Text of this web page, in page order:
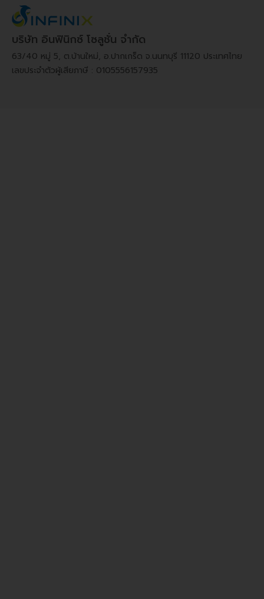
บริษัท อินฟินิกซ์ โซลูชั่น จำกัด
63/40 หมู่ 5, ต.บ้านใหม่, อ.ปากเกร็ด จ.นนทบุรี 11120 ประเทศไทย
เลขประจำตัวผู้เสียภาษี : 0105556157935